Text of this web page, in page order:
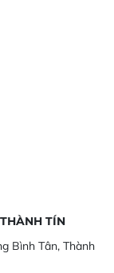
TÍN
Bình Tân, Thành